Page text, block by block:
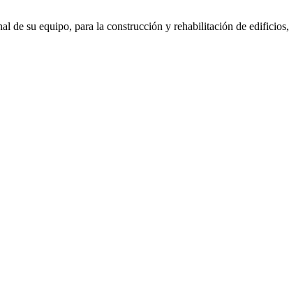
de su equipo, para la construcción y rehabilitación de